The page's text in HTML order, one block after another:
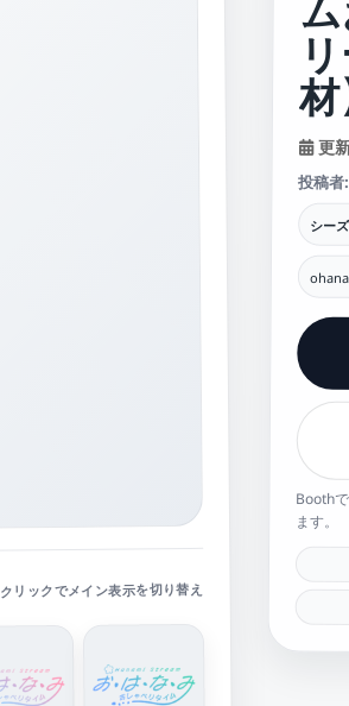
クリックでメイン表示を切り替え
材
更
投稿
シー
Booth
ます。